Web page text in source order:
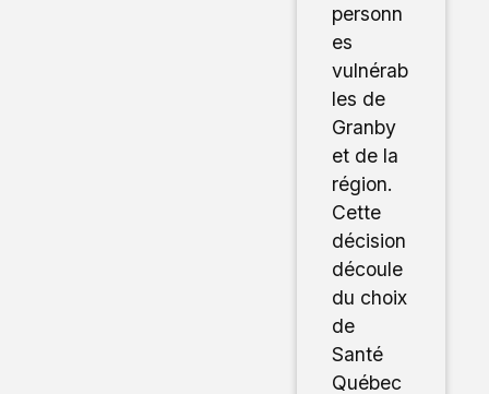
personn
es
vulnérab
les de
Granby
et de la
région.
Cette
décision
découle
du choix
de
Santé
Québec